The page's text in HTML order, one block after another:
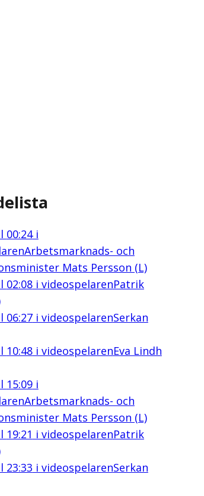
00:24i
Arbetsmarknads- och
Mats Persson (L)
02:08i videospelarenPatrik
06:27i videospelarenSerkan
10:48i videospelarenEva Lindh
15:09i
Arbetsmarknads- och
Mats Persson (L)
19:21 i videospelarenPatrik
23:33 i videospelarenSerkan